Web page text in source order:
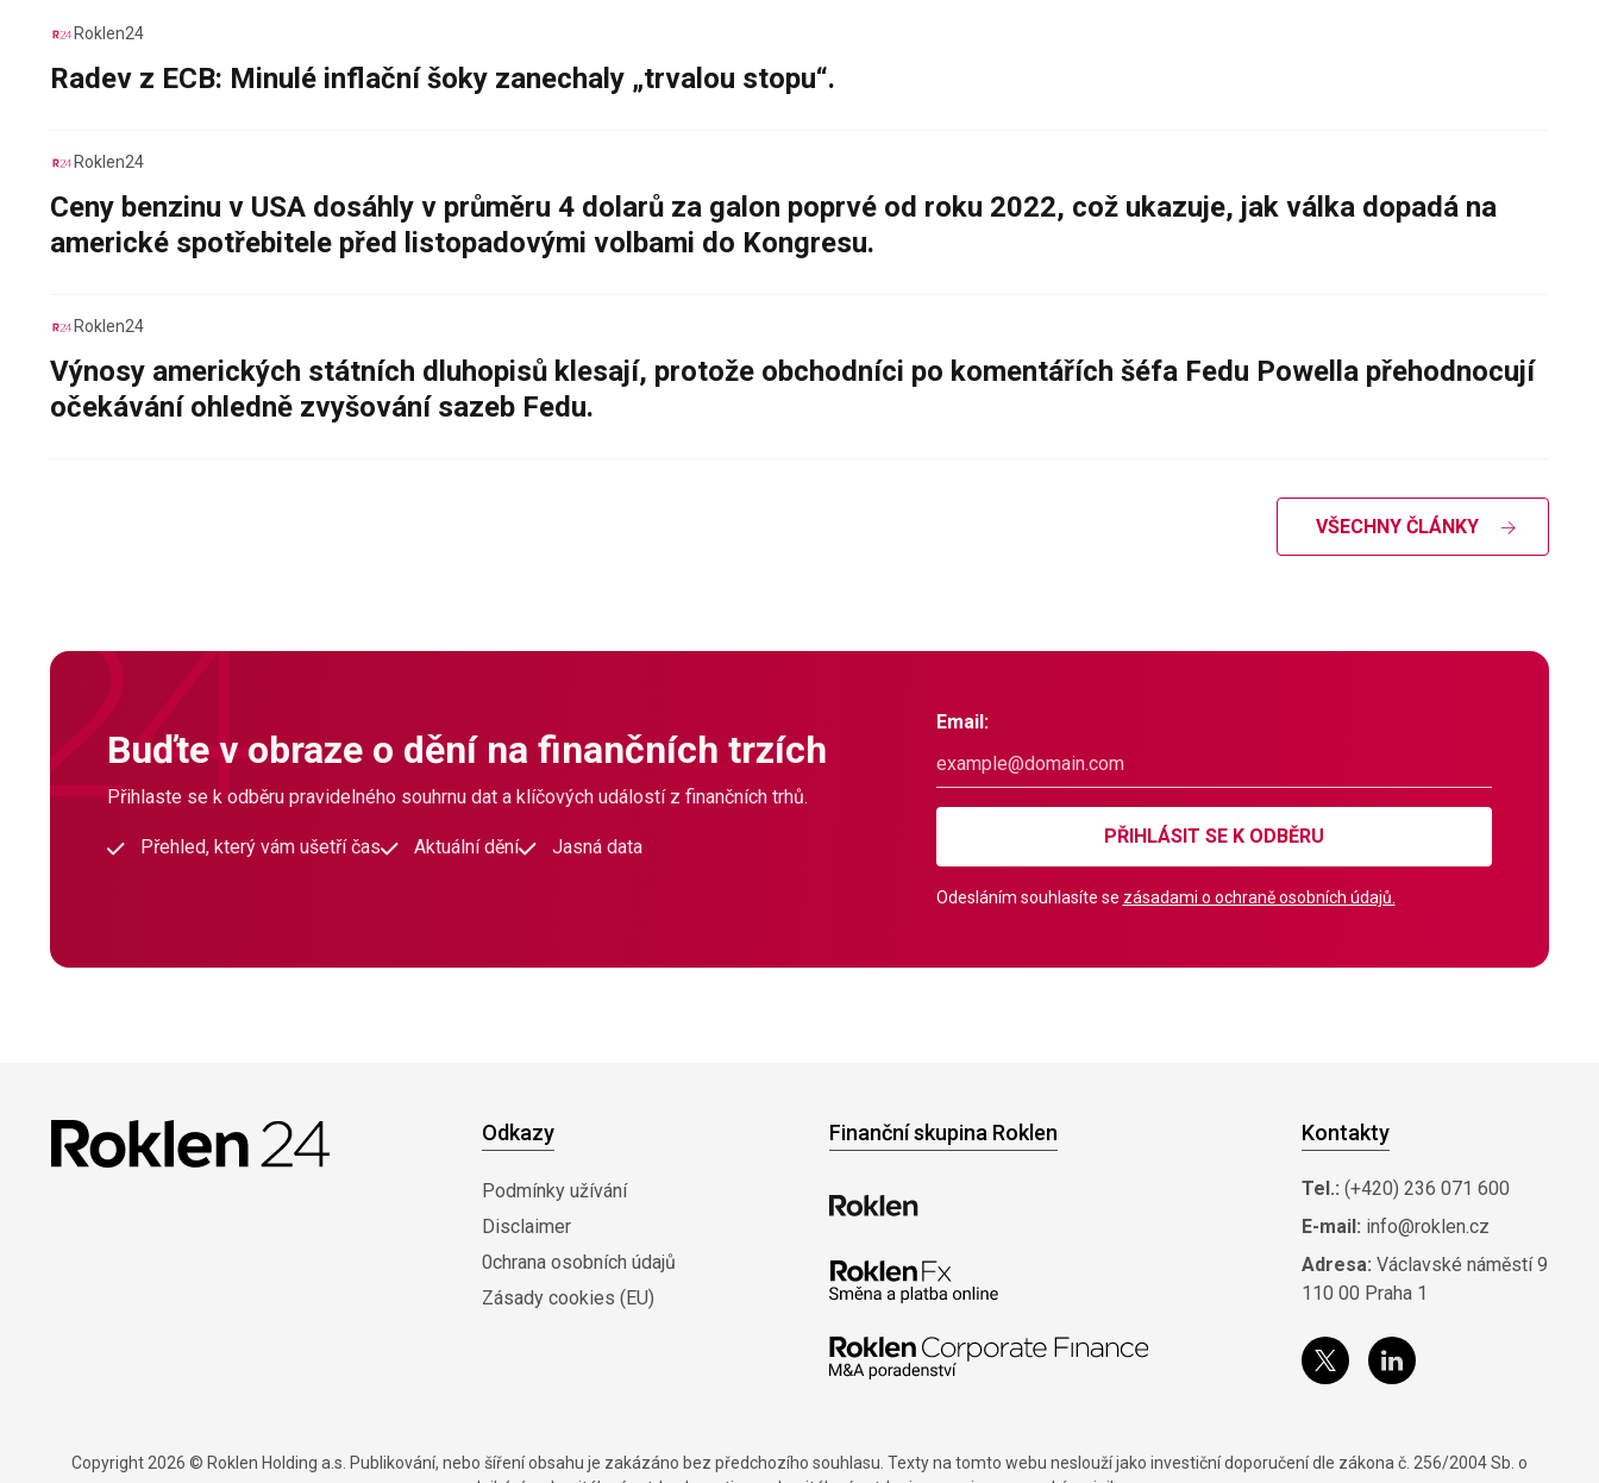
Roklen24
Radev z ECB: Minulé inflační šoky zanechaly „trvalou stopu“.
Roklen24
Ceny benzinu v USA dosáhly v průměru 4 dolarů za galon poprvé od roku 2022, což ukazuje, jak válka dopadá na
americké spotřebitele před listopadovými volbami do Kongresu.
Roklen24
Výnosy amerických státních dluhopisů klesají, protože obchodníci po komentářích šéfa Fedu Powella přehodnocují
očekávání ohledně zvyšování sazeb Fedu.
VŠECHNY ČLÁNKY
Buďte v obraze o dění na finančních trzích
Přihlaste se k odběru pravidelného souhrnu dat a klíčových událostí z finančních trhů.
Přehled, který vám ušetří čas Aktuální dění Jasná data
Email:
PŘIHLÁSIT SE K ODBĚRU
Odesláním souhlasíte se zásadami o ochraně osobních údajů.
Odkazy
Podmínky užívání
Disclaimer
0chrana osobních údajů
Zásady cookies (EU)
Finanční skupina Roklen Kontakty
Tel.: (+420) 236 071 600
E-mail: info@roklen.cz
Adresa: Václavské náměstí 9
110 00 Praha 1
Copyright 2026 © Roklen Holding a.s. Publikování, nebo šíření obsahu je zakázáno bez předchozího souhlasu. Texty na tomto webu neslouží jako investiční doporučení dle zákona č. 256/2004 Sb. o